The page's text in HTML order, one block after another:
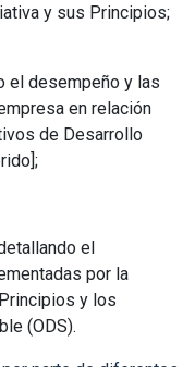
y sus Principios;
el desempeño y las
en relación
de Desarrollo
el
por la
y los
(ODS).